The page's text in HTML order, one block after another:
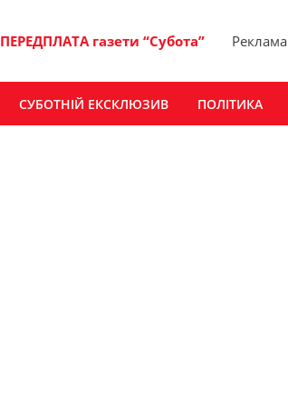
ПЕРЕДПЛАТА газети “Субота” Реклама
СУБОТНІЙ ЕКСКЛЮЗИВ ПОЛІТИКА